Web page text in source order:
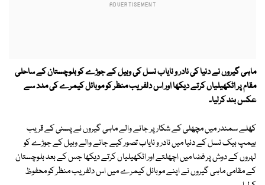
ماہی گیروں نے دنیا کی نادر و نایاب نسل کی وہیل کے جوڑے کو بلوچستان کے ساحلی
مقام پر اٹکھیلیاں کرتے دیکھا اور اس دلفریب منظر کو موبائل کیمرے کی مدد سے
عکس بند کرلیا۔
کھلے سمندر میں مچھلی کے شکار پر جانے والے ماہی گیروں نے پسنی کے قریب
ہیمپ بیک نسل کے دنیا میں نادر و نایاب تصور کیے جانے والے وہیل کے جوڑے کو
لہروں کے دوش پر فضا میں اچھلتے اور اٹکھیلیاں کرتے دیکھا جس کے بعد بلوچستان
کے مقامی ماہی گیروں نے اپنے موبائل کیمرے میں اس دلفریب منظر کو محفوظ